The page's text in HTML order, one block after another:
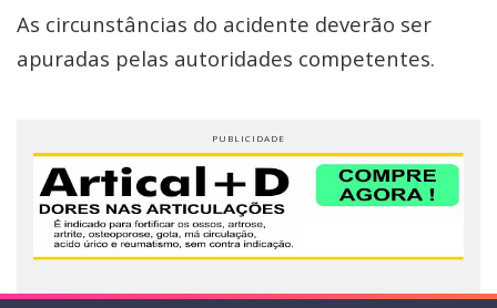
As circunstâncias do acidente deverão ser
apuradas pelas autoridades competentes.